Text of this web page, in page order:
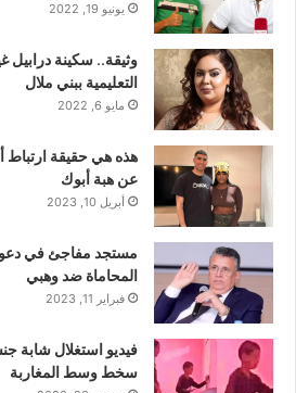
يونيو 19, 2022
وثيقة.. سكينة
التعليمية ببني ملال
مايو 6, 2022
هذه هي حقيقة
عن هبة أبوك
أبريل 10, 2023
مستجد مفاجئ في دعوى
المحاماة ضد وهبي
فبراير 11, 2023
فيديو استغلال شابة
سخط وسط المغاربة